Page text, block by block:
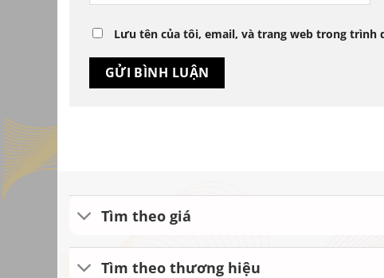
Lưu tên của tôi, email, và trang web trong trình
Tìm theo giá
Tìm theo thương hiệu